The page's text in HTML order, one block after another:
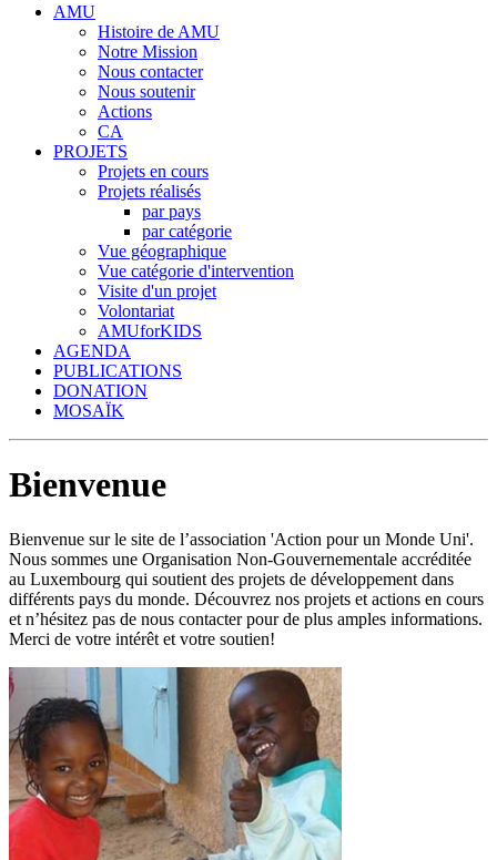
AMU
Histoire de AMU
Notre Mission
Nous contacter
Nous soutenir
Actions
CA
PROJETS
Projets en cours
Projets réalisés
par pays
par catégorie
Vue géographique
Vue catégorie d'intervention
Visite d'un projet
Volontariat
AMUforKIDS
AGENDA
PUBLICATIONS
DONATION
MOSAÏK
Bienvenue
Bienvenue sur le site de l’association 'Action pour un Monde Uni'.
Nous sommes une Organisation Non-Gouvernementale accréditée
au Luxembourg qui soutient des projets de développement dans
différents pays du monde. Découvrez nos projets et actions en cours
et n’hésitez pas de nous contacter pour de plus amples informations.
Merci de votre intérêt et votre soutien!